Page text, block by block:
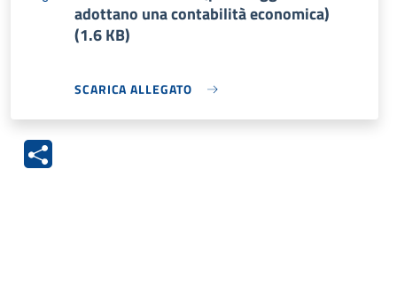
adottano una contabilità economica)
(1.6 KB)
SCARICA ALLEGATO